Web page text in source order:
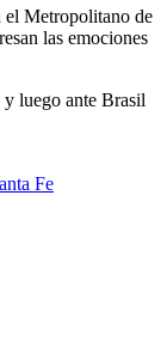
el Metropolitano de
las emociones
luego ante Brasil
Fe